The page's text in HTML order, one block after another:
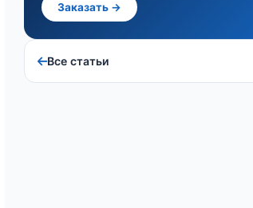
Заказать →
Все статьи